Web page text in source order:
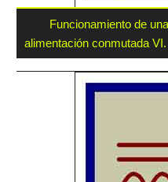
Funcionamiento de
alimentación conmutada